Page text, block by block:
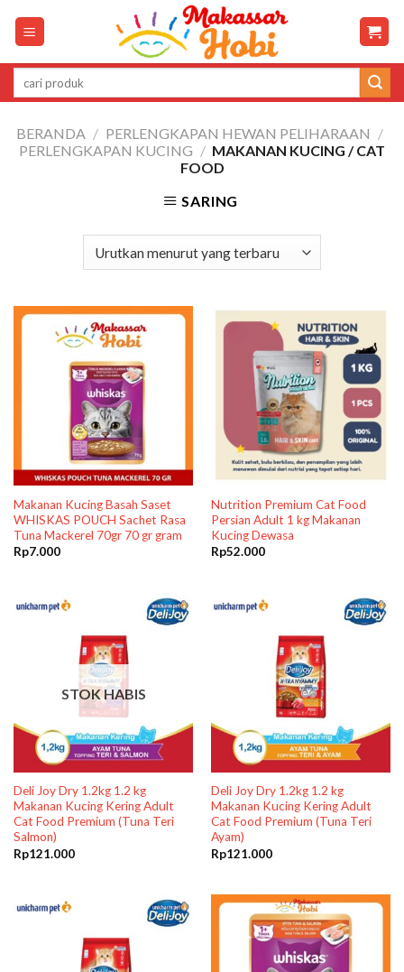
Pencarian
untuk:
BERANDA / PERLENGKAPAN HEWAN PELIHARAAN /
PERLENGKAPAN KUCING / MAKANAN KUCING / CAT
FOOD
SARING
Makanan Kucing Basah Saset
WHISKAS POUCH Sachet Rasa
Tuna Mackerel 70gr 70 gr gram
Rp7.000
Nutrition Premium Cat Food
Persian Adult 1 kg Makanan
Kucing Dewasa
Rp52.000
STOK HABIS
Deli Joy Dry 1.2kg 1.2 kg
Makanan Kucing Kering Adult
Cat Food Premium (Tuna Teri
Salmon)
Rp121.000
Deli Joy Dry 1.2kg 1.2 kg
Makanan Kucing Kering Adult
Cat Food Premium (Tuna Teri
Ayam)
Rp121.000